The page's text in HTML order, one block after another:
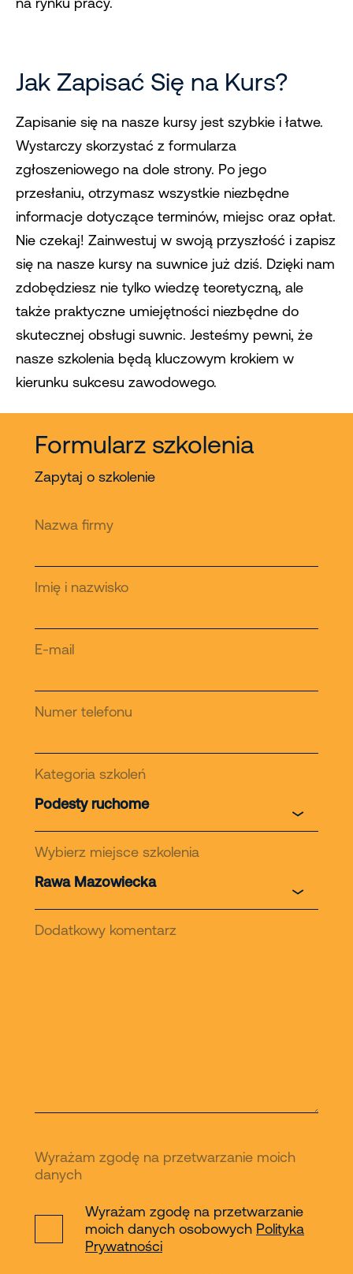
Jak Zapisać Się na Kurs?
Zapisanie się na nasze kursy jest szybkie i łatwe.
Wystarczy skorzystać z formularza
zgłoszeniowego na dole strony. Po jego
przesłaniu, otrzymasz wszystkie niezbędne
informacje dotyczące terminów, miejsc oraz opłat.
Nie czekaj! Zainwestuj w swoją przyszłość i zapisz
się na nasze kursy na suwnice już dziś. Dzięki nam
zdobędziesz nie tylko wiedzę teoretyczną, ale
także praktyczne umiejętności niezbędne do
skutecznej obsługi suwnic. Jesteśmy pewni, że
nasze szkolenia będą kluczowym krokiem w
kierunku sukcesu zawodowego.
Formularz szkolenia
Zapytaj o szkolenie
Nazwa firmy
Imię i nazwisko
E-mail
Numer telefonu
Kategoria szkoleń
Wybierz miejsce szkolenia
Dodatkowy komentarz
Wyrażam zgodę na przetwarzanie moich
danych
Wyrażam zgodę na przetwarzanie
moich danych osobowych Polityka
Prywatności